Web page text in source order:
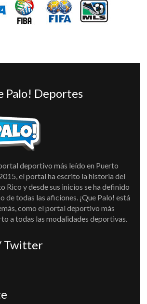
Palo! Deportes
deportivo más leído en Puerto
el portal ha escrito la historia del
Rico y desde sus inicios se ha definido
de todas las aficiones. ¡Que Palo! está
como el portal deportivo más
a todas las modalidades deportivas.
Twitter